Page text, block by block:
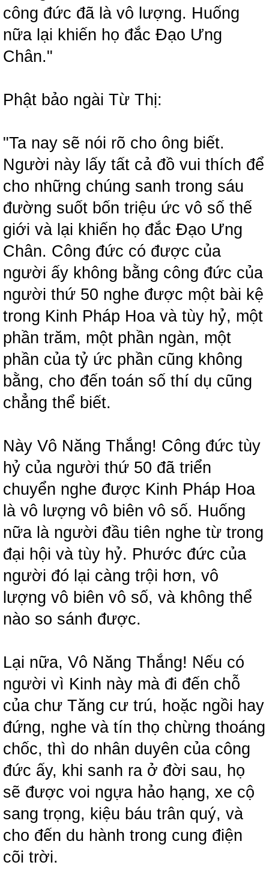
công đức đã là vô lượng. Huống
nữa lại khiến họ đắc Đạo Ưng
Chân."
Phật bảo ngài Từ Thị:
"Ta nay sẽ nói rõ cho ông biết.
Người này lấy tất cả đồ vui thích để
cho những chúng sanh trong sáu
đường suốt bốn triệu ức vô số thế
giới và lại khiến họ đắc Đạo Ưng
Chân. Công đức có được của
người ấy không bằng công đức của
người thứ 50 nghe được một bài kệ
trong Kinh Pháp Hoa và tùy hỷ, một
phần trăm, một phần ngàn, một
phần của tỷ ức phần cũng không
bằng, cho đến toán số thí dụ cũng
chẳng thể biết.
Này Vô Năng Thắng! Công đức tùy
hỷ của người thứ 50 đã triển
chuyển nghe được Kinh Pháp Hoa
là vô lượng vô biên vô số. Huống
nữa là người đầu tiên nghe từ trong
đại hội và tùy hỷ. Phước đức của
người đó lại càng trội hơn, vô
lượng vô biên vô số, và không thể
nào so sánh được.
Lại nữa, Vô Năng Thắng! Nếu có
người vì Kinh này mà đi đến chỗ
của chư Tăng cư trú, hoặc ngồi hay
đứng, nghe và tín thọ chừng thoáng
chốc, thì do nhân duyên của công
đức ấy, khi sanh ra ở đời sau, họ
sẽ được voi ngựa hảo hạng, xe cộ
sang trọng, kiệu báu trân quý, và
cho đến du hành trong cung điện
cõi trời.